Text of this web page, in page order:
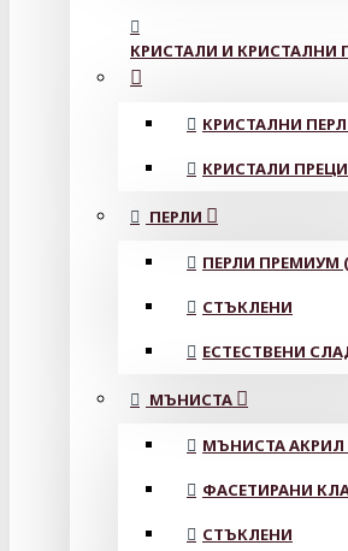
КРИСТАЛИ И КРИСТАЛНИ
КРИСТАЛНИ
КРИСТАЛИ
ПЕРЛИ
ПЕРЛИ ПРЕМИУМ
СТЪКЛЕНИ
ЕСТЕСТВЕНИ
МЪНИСТА
МЪНИСТА АКРИЛ
ФАСЕТИРАНИ
СТЪКЛЕНИ